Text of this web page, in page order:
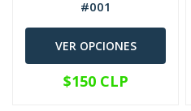
#001
VER OPCIONES
$150 CLP